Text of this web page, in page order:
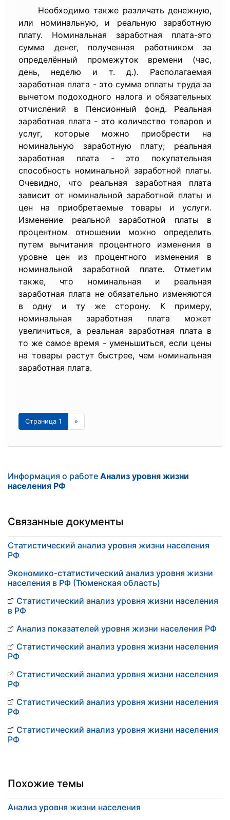
Необходимо также различать денежную,
или номинальную, и реальную заработную
плату. Номинальная заработная плата-это
сумма денег, полученная работником за
определённый промежуток времени (час,
день, неделю и т. д.). Располагаемая
заработная плата - это сумма оплаты труда за
вычетом подоходного налога и обязательных
отчислений в Пенсионный фонд. Реальная
заработная плата - это количество товаров и
услуг, которые можно приобрести на
номинальную заработную плату; реальная
заработная плата - это покупательная
способность номинальной заработной платы.
Очевидно, что реальная заработная плата
зависит от номинальной заработной платы и
цен на приобретаемые товары и услуги.
Изменение реальной заработной платы в
процентном отношении можно определить
путем вычитания процентного изменения в
уровне цен из процентного изменения в
номинальной заработной плате. Отметим
также, что номинальная и реальная
заработная плата не обязательно изменяются
в одну и ту же сторону. К примеру,
номинальная заработная плата может
увеличиться, а реальная заработная плата в
то же самое время - уменьшиться, если цены
на товары растут быстрее, чем номинальная
заработная плата.
Страница 1 »
Информация о работе Анализ уровня жизни
населения РФ
Связанные документы
Статистический анализ уровня жизни населения
РФ
Экономико-статистический анализ уровня жизни
населения в РФ (Тюменская область)
Статистический анализ уровня жизни населения
в РФ
Анализ показателей уровня жизни населения РФ
Статистический анализ уровня жизни населения
РФ
Статистический анализ уровня жизни населения
РФ
Статистический анализ уровня жизни населения
РФ
Статистический анализ уровня жизни населения
РФ
Похожие темы
Анализ уровня жизни населения